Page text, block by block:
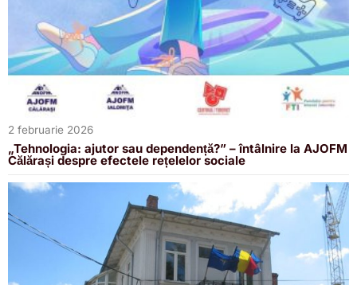
2 februarie 2026
„Tehnologia: ajutor sau dependență?” – întâlnire la AJOFM
Călărași despre efectele rețelelor sociale